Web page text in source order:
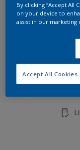
By clicking “Accept All
on your device to
assist in our marketing
Accept All Cookies